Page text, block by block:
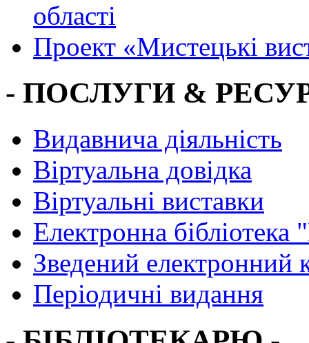
області
Проект «Мистецькі
- ПОСЛУГИ &
Видавнича діяльність
Віртуальна довідка
Віртуальні виставки
Електронна
Зведений електронний
Періодичні видання